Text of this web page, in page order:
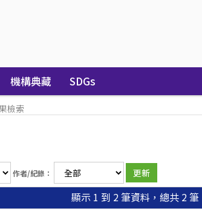
機構典藏 SDGs
檢索
作者/紀錄：
顯示 1 到 2 筆資料，總共 2 筆